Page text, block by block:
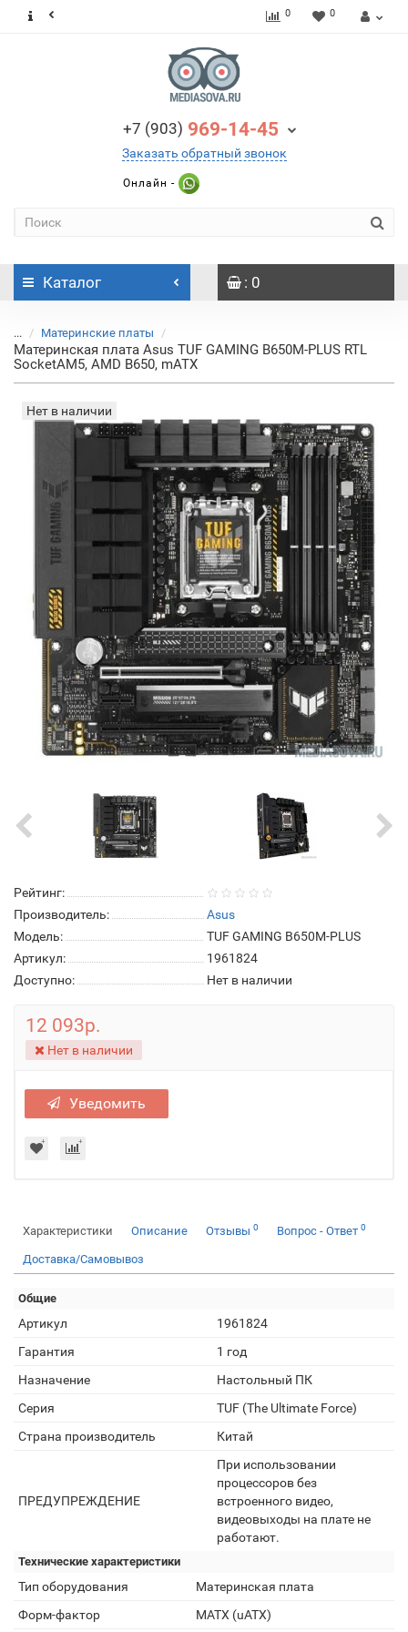
0 0
+7 (903) 969-14-45
Заказать обратный звонок
Онлайн -
Каталог : 0
... Материнские платы
Материнская плата Asus TUF GAMING B650M-PLUS RTL
SocketAM5, AMD B650, mATX
Нет в наличии
Рейтинг:
Производитель:
Asus
Модель:
TUF GAMING B650M-PLUS
Артикул:
1961824
Доступно:
Нет в наличии
12 093р.
Нет в наличии
Уведомить
Характеристики Описание Отзывы 0 Вопрос - Ответ 0
Доставка/Самовывоз
Общие
Артикул
1961824
Гарантия
1 год
Назначение
Настольный ПК
Серия
TUF (The Ultimate Force)
Страна производитель
Китай
ПРЕДУПРЕЖДЕНИЕ
При использовании
процессоров без
встроенного видео,
видеовыходы на плате не
работают.
Технические характеристики
Тип оборудования
Материнская плата
Форм-фактор
MATX (uATX)